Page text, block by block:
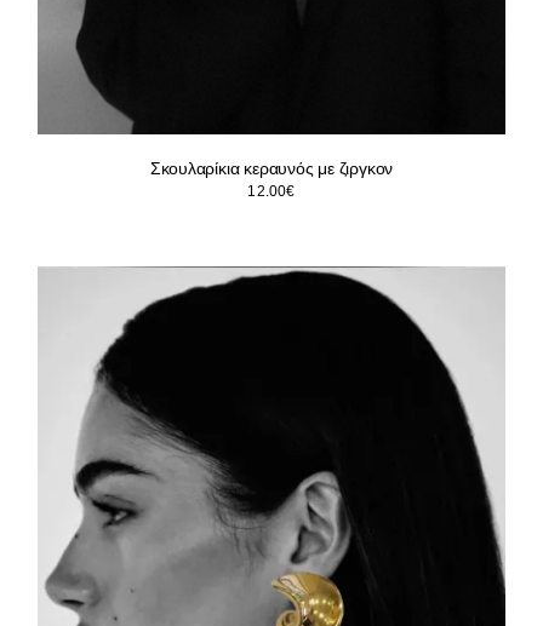
Σκουλαρίκια κεραυνός με ζιργκον
12.00€